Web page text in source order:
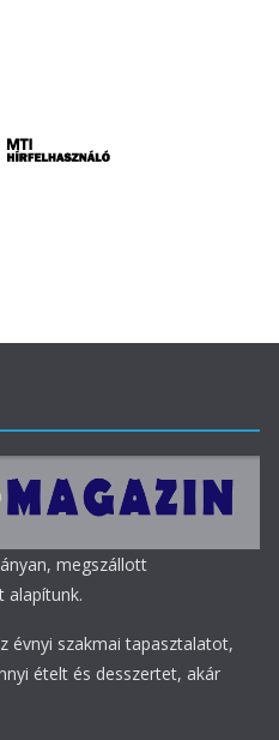
megszállott
alapítunk.
évnyi szakmai tapasztalatot,
ételt és desszertet, akár